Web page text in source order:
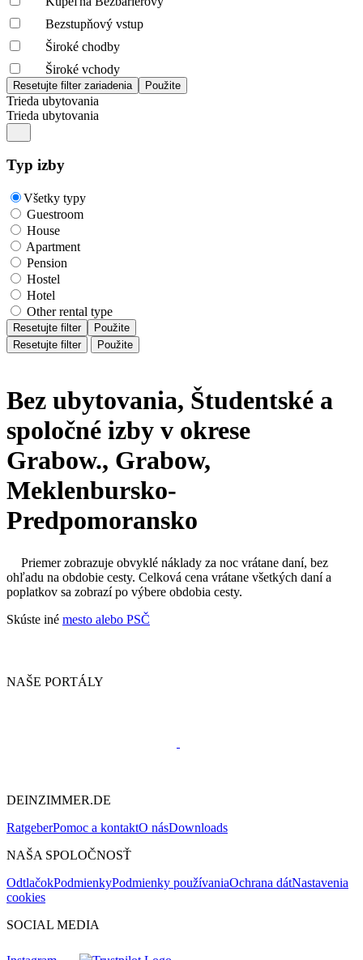
Bezstupňový vstup
Široké chodby
Široké vchody
Trieda ubytovania
Trieda ubytovania
Typ izby
Všetky typy
Guestroom
House
Apartment
Pension
Hostel
Hotel
Other rental type
Resetujte filter
Použite
Resetujte filter
Použite
Bez ubytovania, Študentské a
spoločné izby v okrese
Grabow., Grabow,
Meklenbursko-
Predpomoransko
Priemer zobrazuje obvyklé náklady za noc vrátane daní, bez
ohľadu na obdobie cesty. Celková cena vrátane všetkých daní a
poplatkov sa zobrazí po výbere obdobia cesty.
Skúste iné mesto alebo PSČ
NAŠE PORTÁLY
DEINZIMMER.DE
RatgeberPomoc a kontaktO násDownloads
NAŠA SPOLOČNOSŤ
OdtlačokPodmienkyPodmienky používaniaOchrana dátNastavenia
cookies
SOCIAL MEDIA